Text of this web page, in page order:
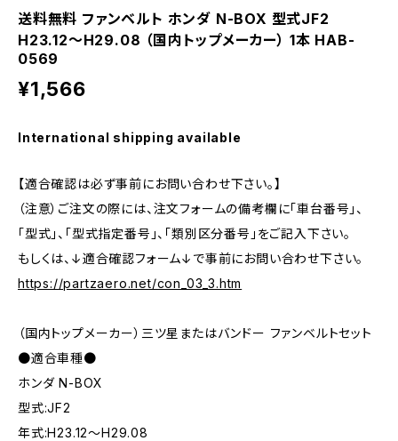
送料無料 ファンベルト ホンダ N-BOX 型式JF2
H23.12～H29.08 （国内トップメーカー） 1本 HAB-
0569
¥1,566
International shipping available
【適合確認は必ず事前にお問い合わせ下さい。】
（注意）ご注文の際には、注文フォームの備考欄に「車台番号」、
「型式」、「型式指定番号」、「類別区分番号」をご記入下さい。
もしくは、↓適合確認フォーム↓で事前にお問い合わせ下さい。
https://partzaero.net/con_03_3.htm
（国内トップメーカー）三ツ星またはバンドー ファンベルトセット
●適合車種●
ホンダ N-BOX
型式:JF2
年式:H23.12～H29.08